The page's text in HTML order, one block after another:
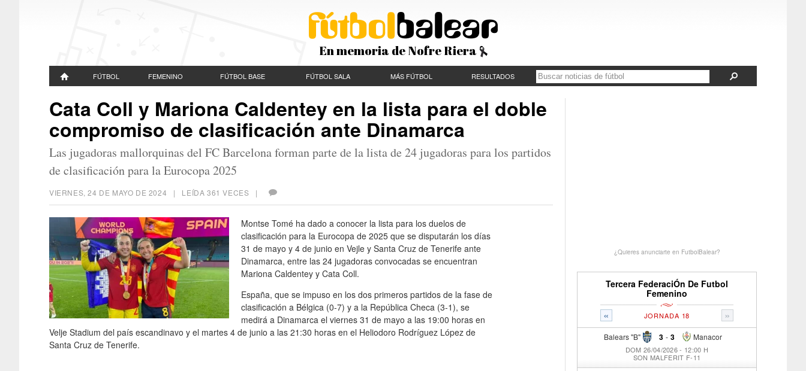
En memoria de Nofre Riera
FÚTBOL FEMENINO FÚTBOL BASE FÚTBOL SALA MÁS FÚTBOL RESULTADOS
Cata Coll y Mariona Caldentey en la lista para el doble
compromiso de clasificación ante Dinamarca
Las jugadoras mallorquinas del FC Barcelona forman parte de la lista de 24 jugadoras para los partidos
de clasificación para la Eurocopa 2025
VIERNES, 24 DE MAYO DE 2024 | LEÍDA 361 VECES |
Montse Tomé ha dado a conocer la lista para los duelos de
clasificación para la Eurocopa de 2025 que se disputarán los días
31 de mayo y 4 de junio en Vejle y Santa Cruz de Tenerife ante
Dinamarca, entre las 24 jugadoras convocadas se encuentran
Mariona Caldentey y Cata Coll.
España, que se impuso en los dos primeros partidos de la fase de
clasificación a Bélgica (0-7) y a la República Checa (3-1), se
medirá a Dinamarca el viernes 31 de mayo a las 19:00 horas en
Velje Stadium del país escandinavo y el martes 4 de junio a las 21:30 horas en el Heliodoro Rodríguez López de
Santa Cruz de Tenerife.
¿Quieres anunciarte en FutbolBalear?
Tercera FederaciÓn De Futbol
Femenino
« »
JORNADA 18
Balears "B" 3 - Manacor
3
DOM 26/04/2026 - 12:00 H
SON MALFERIT F-11